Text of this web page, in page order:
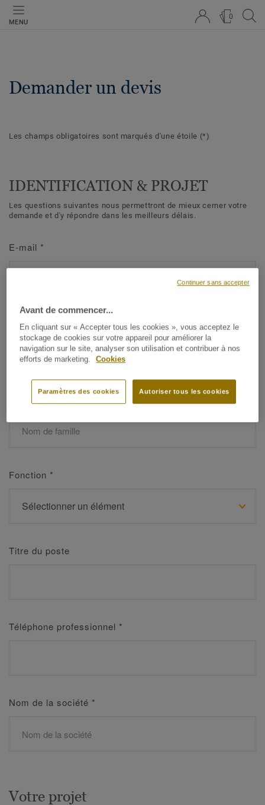
MENU
0
Demander un devis
Les champs obligatoires sont marqués d'une étoile (*)
IDENTIFICATION & PROJET
Les questions suivantes nous permettront de mieux cerner votre
demande et d'y répondre dans les meilleurs délais.
E-mail *
Prénom*
Fonction *
Titre du poste
Téléphone professionnel *
Nom de la société *
Votre projet
Avant de commencer...
En cliquant sur « Accepter tous les cookies », vous acceptez le
stockage de cookies sur votre appareil pour améliorer la
navigation sur le site, analyser son utilisation et contribuer à nos
efforts de marketing.
Cookies
Autoriser tous les cookies
Paramètres des cookies
Continuer sans accepter